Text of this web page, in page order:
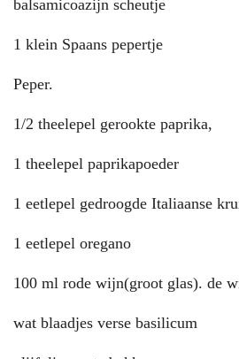
balsamicoazijn scheutje
1 klein Spaans pepertje
Peper.
1/2 theelepel gerookte paprika,
1 theelepel paprikapoeder
1 eetlepel gedroogde Italiaanse
1 eetlepel oregano
100 ml rode wijn(groot glas). de
wat blaadjes verse basilicum